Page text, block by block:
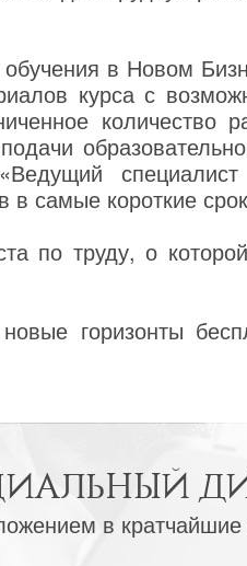
в Новом
курса с
количество
самые короткие
по труду, о
горизонты
в кратчайшие